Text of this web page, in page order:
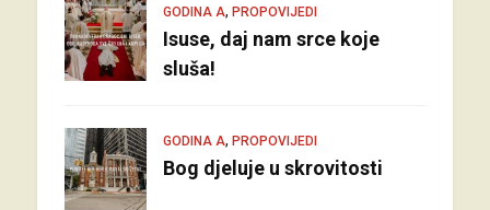
GODINA A, PROPOVIJEDI
Isuse, daj nam srce koje
sluša!
GODINA A, PROPOVIJEDI
Bog djeluje u skrovitosti